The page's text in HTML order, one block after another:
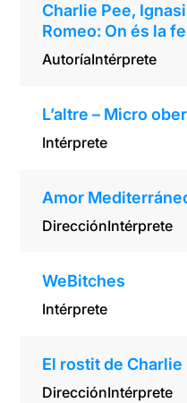
Charlie Pee,
Romeo: On és la
AutoríaIntérprete
L’altre – Micro
Intérprete
Amor
DirecciónIntérprete
WeBitches
Intérprete
El rostit de Charlie
DirecciónIntérprete